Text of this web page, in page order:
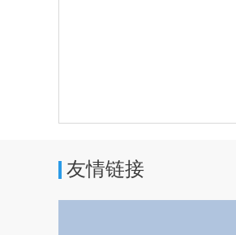
友情链接